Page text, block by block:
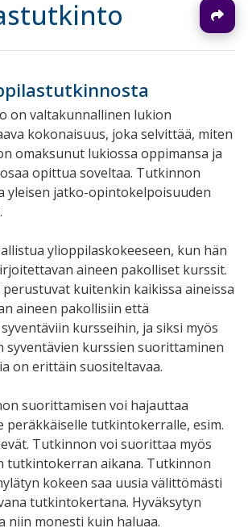
on valtakunnallinen lukion
kokonaisuus, joka selvittää, miten
omaksunut lukiossa oppimansa ja
opittua soveltaa. Tutkinnon
yleisen jatko-opintokelpoisuuden
ylioppilaskokeeseen, kun hän
aineen pakolliset kurssit.
kuitenkin kaikissa aineissa
aineen pakollisiin että
kursseihin, ja siksi myös
syventävien kurssien suorittaminen
on erittäin suositeltavaa.
suorittamisen voi hajauttaa
peräkkäiselle tutkintokerralle, esim.
Tutkinnon voi suorittaa myös
tutkintokerran aikana. Tutkinnon
kokeen saa uusia välittömästi
tutkintokertana. Hyväksytyn
niin monesti kuin haluaa.